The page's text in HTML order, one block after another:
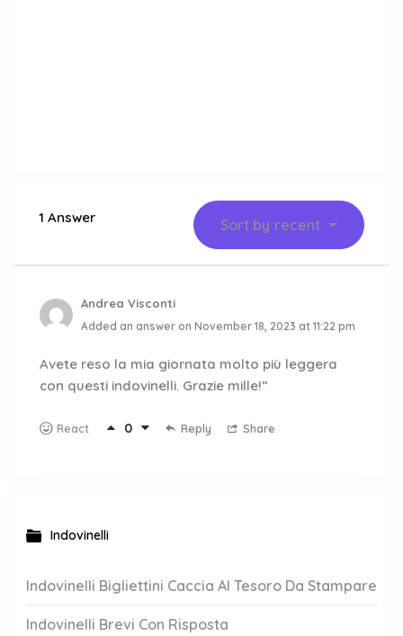
1 Answer Sort by recent
Andrea Visconti
Added an answer on November 18, 2023 at 11:22 pm
Avete reso la mia giornata molto più leggera
con questi indovinelli. Grazie mille!”
React 0 Reply Share
Indovinelli
Indovinelli Bigliettini Caccia Al Tesoro Da Stampare
Indovinelli Brevi Con Risposta